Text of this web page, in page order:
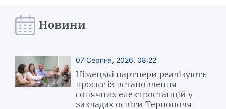
Новини
07 Серпня, 2026, 08:22
Німецькі партнери реалізують
проєкт із встановлення
сонячних електростанцій у
закладах освіти Тернополя